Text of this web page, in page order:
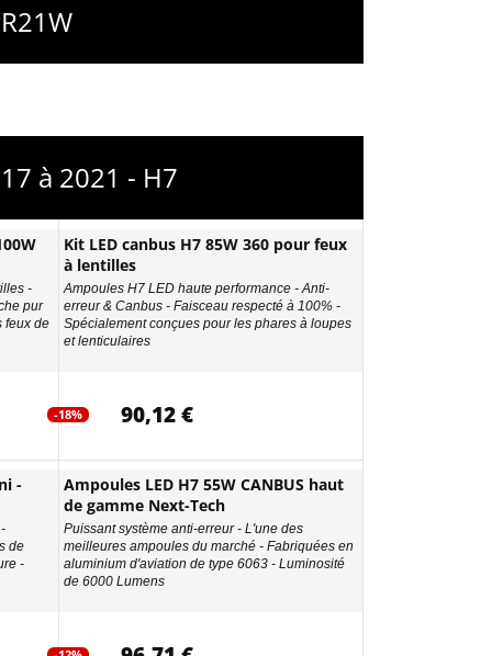
à 2021 - H7
-
pur
feux de
Kit LED canbus H7 85W 360 pour feux
à lentilles
Ampoules H7 LED haute performance - Anti-
erreur & Canbus - Faisceau respecté à 100% -
Spécialement conçues pour les phares à loupes
et lenticulaires
-18% 90,12 €
-
de
-
Ampoules LED H7 55W CANBUS haut
de gamme Next-Tech
Puissant système anti-erreur - L'une des
meilleures ampoules du marché - Fabriquées en
aluminium d'aviation de type 6063 - Luminosité
de 6000 Lumens